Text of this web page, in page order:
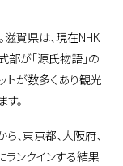
滋賀県は、現在NHK
部が「源氏物語」の
トが数多くあり観光
。
、東京都、大阪府、
ンクインする結果